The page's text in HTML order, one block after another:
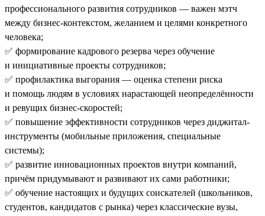
профессионального развития сотрудников — важен мэтч
между бизнес-контекстом, желанием и целями конкретного
человека;
✅ формирование кадрового резерва через обучение
и инициативные проекты сотрудников;
✅ профилактика выгорания — оценка степени риска
и помощь людям в условиях нарастающей неопределённости
и ревущих бизнес-скоростей;
✅ повышение эффективности сотрудников через диджитал-
инструменты (мобильные приложения, специальные
системы);
✅ развитие инновационных проектов внутри компаний,
причём придумывают и развивают их сами работники;
✅ обучение настоящих и будущих соискателей (школьников,
студентов, кандидатов с рынка) через классические вузы,